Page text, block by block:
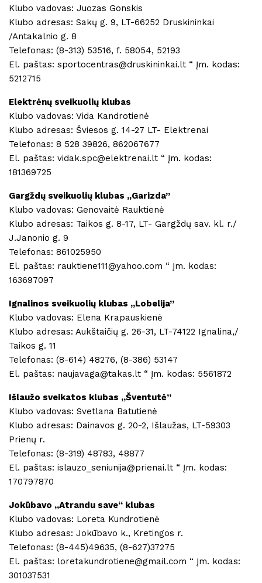
Klubo vadovas: Juozas Gonskis
Klubo adresas: Sakų g. 9, LT-66252 Druskininkai
/Antakalnio g. 8
Telefonas: (8-313) 53516, f. 58054, 52193
El. paštas: sportocentras@druskininkai.lt “ Įm. kodas:
5212715
Elektrėnų sveikuolių klubas
Klubo vadovas: Vida Kandrotienė
Klubo adresas: Šviesos g. 14-27 LT- Elektrenai
Telefonas: 8 528 39826, 862067677
El. paštas: vidak.spc@elektrenai.lt “ Įm. kodas:
181369725
Gargždų sveikuolių klubas ,,Garizda”
Klubo vadovas: Genovaitė Rauktienė
Klubo adresas: Taikos g. 8-17, LT- Gargždų sav. kl. r./
J.Janonio g. 9
Telefonas: 861025950
El. paštas: rauktiene111@yahoo.com “ Įm. kodas:
163697097
Ignalinos sveikuolių klubas ,,Lobelija”
Klubo vadovas: Elena Krapauskienė
Klubo adresas: Aukštaičių g. 26-31, LT-74122 Ignalina,/
Taikos g. 11
Telefonas: (8-614) 48276, (8-386) 53147
El. paštas: naujavaga@takas.lt “ Įm. kodas: 5561872
Išlaužo sveikatos klubas ,,Šventutė”
Klubo vadovas: Svetlana Batutienė
Klubo adresas: Dainavos g. 20-2, Išlaužas, LT-59303
Prienų r.
Telefonas: (8-319) 48783, 48877
El. paštas: islauzo_seniunija@prienai.lt “ Įm. kodas:
170797870
Jokūbavo „Atrandu save“ klubas
Klubo vadovas: Loreta Kundrotienė
Klubo adresas: Jokūbavo k., Kretingos r.
Telefonas: (8-445)49635, (8-627)37275
El. paštas: loretakundrotiene@gmail.com “ Įm. kodas:
301037531